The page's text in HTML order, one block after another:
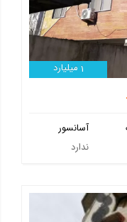
1 میلیارد
آسانسور
ندارد